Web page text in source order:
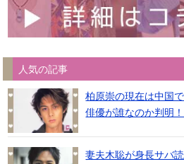
人気の記事
柏原崇の現在は中国
俳優が誰なのか判明！
妻夫木聡が身長サバ